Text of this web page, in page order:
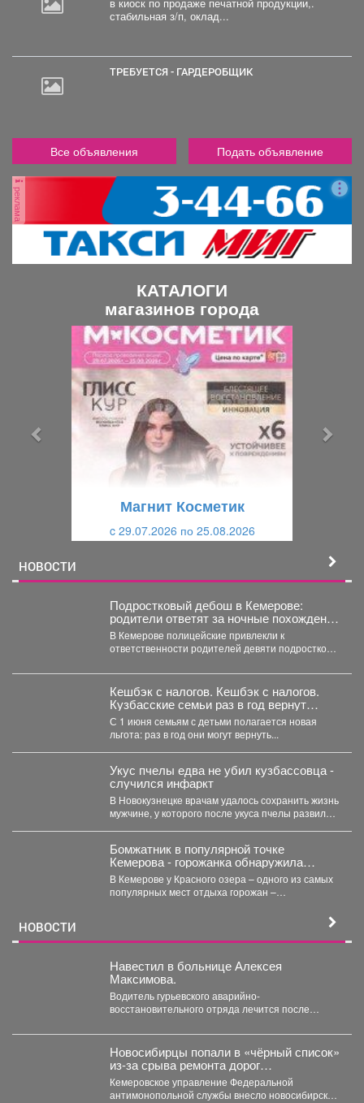
стабильная з/п, оклад...
ТРЕБУЕТСЯ - ГАРДЕРОБЩИК
Все объявления Подать объявление
реклама
КАТАЛОГИ
магазинов города
Магнит Косметик
c 29.07.2026 по 25.08.2026
НОВОСТИ
Подростковый дебош в Кемерове:
родители ответят за ночные похождения
детей
В Кемерове полицейские привлекли к
ответственности родителей девяти подростков.
Кешбэк с налогов. Кешбэк с налогов.
Кузбасские семьи раз в год вернут
часть уплаченных денег
С 1 июня семьям с детьми полагается новая
льгота: раз в год они могут вернуть...
Укус пчелы едва не убил кузбассовца -
случился инфаркт
В Новокузнецке врачам удалось сохранить жизнь
мужчине, у которого после укуса пчелы развился
Бомжатник в популярной точке
Кемерова - горожанка обнаружила
жуткий объект на Красном озере
В Кемерове у Красного озера – одного из самых
популярных мест отдыха горожан –
НОВОСТИ
Навестил в больнице Алексея
Максимова.
Водитель гурьевского аварийно-
восстановительного отряда лечится после
Горловку он...
Новосибирцы попали в «чёрный список»
из‑за срыва ремонта дорог
Прокопьевска
Кемеровское управление Федеральной
антимонопольной службы внесло новосибирскую